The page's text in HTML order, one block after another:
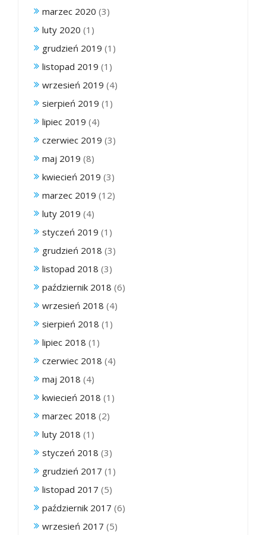
marzec 2020 (3)
luty 2020 (1)
grudzień 2019 (1)
listopad 2019 (1)
wrzesień 2019 (4)
sierpień 2019 (1)
lipiec 2019 (4)
czerwiec 2019 (3)
maj 2019 (8)
kwiecień 2019 (3)
marzec 2019 (12)
luty 2019 (4)
styczeń 2019 (1)
grudzień 2018 (3)
listopad 2018 (3)
październik 2018 (6)
wrzesień 2018 (4)
sierpień 2018 (1)
lipiec 2018 (1)
czerwiec 2018 (4)
maj 2018 (4)
kwiecień 2018 (1)
marzec 2018 (2)
luty 2018 (1)
styczeń 2018 (3)
grudzień 2017 (1)
listopad 2017 (5)
październik 2017 (6)
wrzesień 2017 (5)